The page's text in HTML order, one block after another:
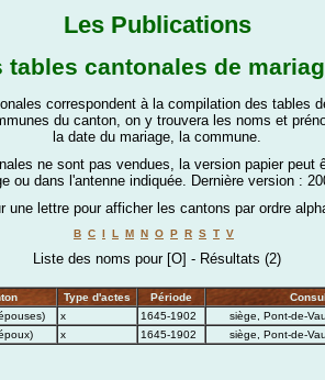
Les Publications
tables cantonales de
correspondent à la compilation des tables
du canton, on y trouvera les noms et
la date du mariage, la commune.
ne sont pas vendues, la version papier peut
ou dans l'antenne indiquée. Dernière version :
une lettre pour afficher les cantons par ordre
B C I L M N O P R S T V
Liste des noms pour [O] - Résultats (2)
Type d'actes Période
x 1645-1902
siège, Pont-de-
x 1645-1902 siège, Pont-de-